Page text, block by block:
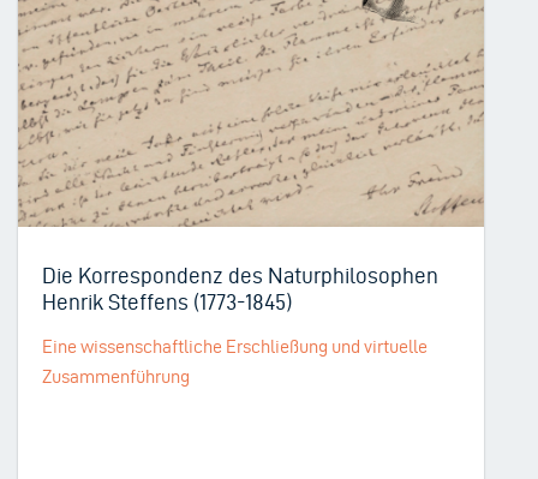
Die Korrespondenz des Naturphilosophen
Henrik Steffens (1773-1845)
Eine wissenschaftliche Erschließung und virtuelle
Zusammenführung